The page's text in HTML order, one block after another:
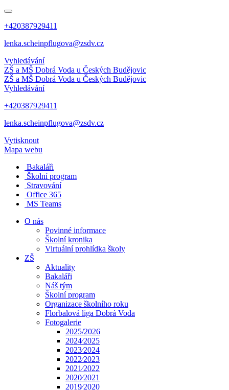
+420387929411
lenka.scheinpflugova@zsdv.cz
Vyhledávání
ZŠ a MŠ Dobrá Voda u Českých Budějovic
ZŠ a MŠ Dobrá Voda u Českých Budějovic
Vyhledávání
+420387929411
lenka.scheinpflugova@zsdv.cz
Vytisknout
Mapa webu
Bakaláři
Školní program
Stravování
Office 365
MS Teams
O nás
Povinné informace
Školní kronika
Virtuální prohlídka školy
ZŠ
Aktuality
Bakaláři
Náš tým
Školní program
Organizace školního roku
Florbalová liga Dobrá Voda
Fotogalerie
2025/2026
2024⁄2025
2023⁄2024
2022⁄2023
2021⁄2022
2020⁄2021
2019⁄2020